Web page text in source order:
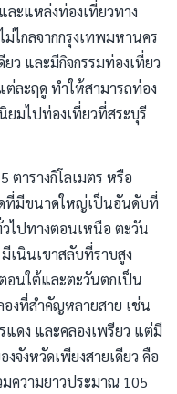
ะแหล่งท่องเที่ยวทาง
ไกลจากกรุงเทพมหานคร
ว และมีกิจกรรมท่องเที่ยว
ละฤดู ทำให้สามารถท่อง
ยมไปท่องเที่ยวที่สระบุรี
ตารางกิโลเมตร หรือ
ที่มีขนาดใหญ่เป็นอันดับที่
ไปทางตอนเหนือ ตะวัน
เนินเขาสลับที่ราบสูง
อนใต้และตะวันตกเป็น
งที่สำคัญหลายสาย เช่น
แดง และคลองเพรียว แต่มี
งหวัดเพียงสายเดียว คือ
ความยาวประมาณ 105